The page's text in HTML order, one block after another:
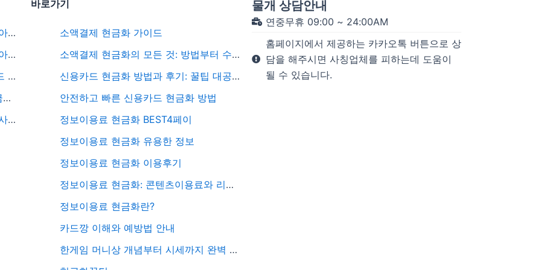
삼성카드 포인트 현금화 절차와 꼭 알아야 할 포인트 현금화 주의사항
휴대폰 소액결제 차단 해제 방법을 알아본다면 여기서 정확하게 알고가자
법인카드 현금화 완벽 가이드 법인카드 카드깡의 실체까지 모두 공유
법인카드 상품권 구매 방법, 절차, 세금처리 3가지 중요한 정보 공유
원스토어 상품권 구매 기본 안내부터 사용후기, 추천 상품, 종류 및 특징 활용방법 핵심파악하기
바로가기
소액결제 현금화 가이드
소액결제 현금화의 모든 것: 방법부터 수수료까지 총정리
신용카드 현금화 방법과 후기: 꿀팁 대공개
안전하고 빠른 신용카드 현금화 방법
정보이용료 현금화 BEST4페이
정보이용료 현금화 유용한 정보
정보이용료 현금화 이용후기
정보이용료 현금화: 콘텐츠이용료와 리니지 M 다이아 활용 전략
정보이용료 현금화란?
카드깡 이해와 예방법 안내
한게임 머니상 개념부터 시세까지 완벽 분석
물개 상담안내
연중무휴 09:00 ~ 24:00AM
홈페이지에서 제공하는 카카오톡 버튼으로 상
담을 해주시면 사칭업체를 피하는데 도움이
될 수 있습니다.